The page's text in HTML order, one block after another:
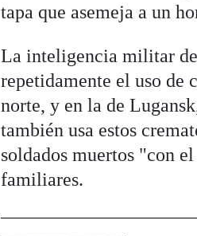
tapa que asemeja a un
La inteligencia militar
repetidamente el uso de
norte, y en la de
también usa estos
soldados muertos "con
familiares.